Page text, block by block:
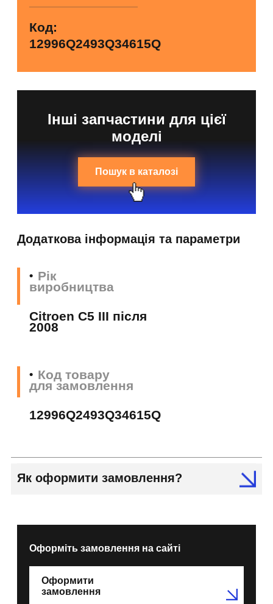
Код:
12996Q2493Q34615Q
Інші запчастини для цієї
моделі
Пошук в каталозі
Додаткова інформація та параметри
Рік
виробництва
Citroen C5 III після
2008
Код товару
для замовлення
12996Q2493Q34615Q
Як оформити замовлення?
Оформіть замовлення на сайті
Оформити
замовлення